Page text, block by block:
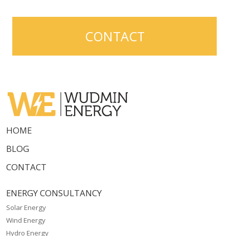
CONTACT
HOME
BLOG
CONTACT
ENERGY CONSULTANCY
Solar Energy
Wind Energy
Hydro Energy